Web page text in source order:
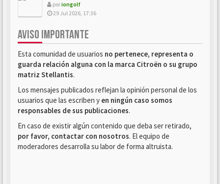
poriongolf
29 Jul 2026, 17:36
AVISO IMPORTANTE
Esta comunidad de usuarios no pertenece, representa o
guarda relación alguna con la marca Citroën o su grupo
matriz Stellantis.
Los mensajes publicados reflejan la opinión personal de los
usuarios que las escriben y en ningún caso somos
responsables de sus publicaciones.
En caso de existir algún contenido que deba ser retirado,
por favor, contactar con nosotros. El equipo de
moderadores desarrolla su labor de forma altruista.